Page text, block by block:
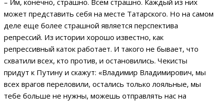
– Им, конечно, страшно. Всем страшно. Каждый из них
может представить себя на месте Татарского. Но на самом
деле еще более страшной является перспектива
репрессий. Из истории хорошо известно, как
репрессивный каток работает. И такого не бывает, что
схватили всех, кто против, и остановились. Чекисты
придут к Путину и скажут: «Владимир Владимирович, мы
всех врагов переловили, остались только лояльные, мы
тебе больше не нужны, можешь отправлять нас на